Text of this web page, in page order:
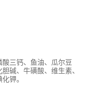
三钙、鱼油、瓜尔豆
碱、牛磺酸、维生素、
钾。